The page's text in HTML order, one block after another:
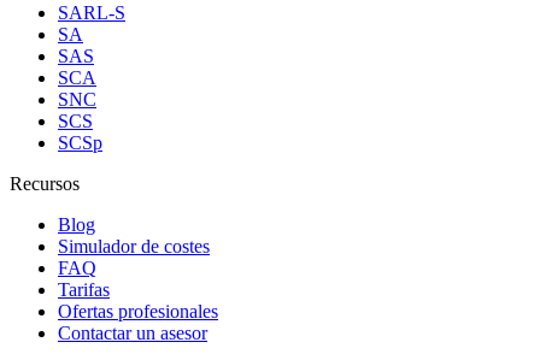
SARL-S
SA
SAS
SCA
SNC
SCS
SCSp
Recursos
Blog
Simulador de costes
FAQ
Tarifas
Ofertas profesionales
Contactar un asesor